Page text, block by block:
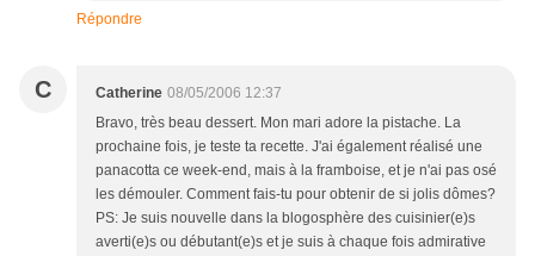
Répondre
C Catherine 08/05/2006 12:37
Bravo, très beau dessert. Mon mari adore la pistache. La
prochaine fois, je teste ta recette. J'ai également réalisé une
panacotta ce week-end, mais à la framboise, et je n'ai pas osé
les démouler. Comment fais-tu pour obtenir de si jolis dômes?
PS: Je suis nouvelle dans la blogosphère des cuisinier(e)s
averti(e)s ou débutant(e)s et je suis à chaque fois admirative